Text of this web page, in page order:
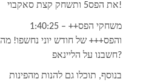
את הפס5 ותשחק קצת סאקבוי!
1:40:25 – משחקי הפס++
והפס+++ של חודש יוני נחשפו! מה
חשבנו על הליינאפ?
בנוסף, תוכלו גם להנות מהפינות